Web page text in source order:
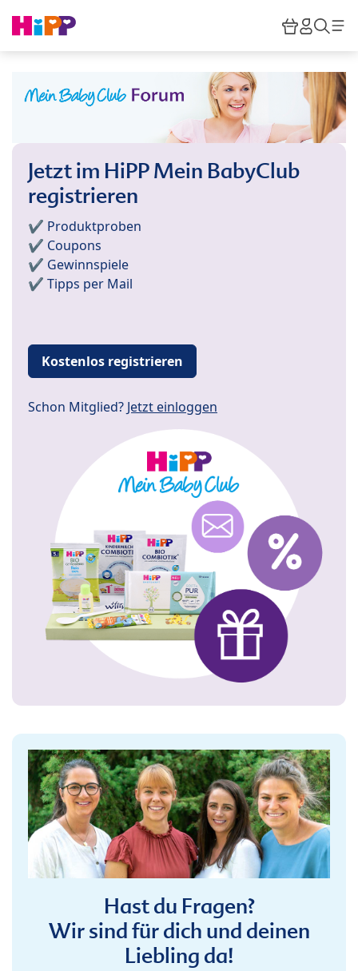
HiPP
Jetzt im HiPP Mein BabyClub
registrieren
✔️ Produktproben
✔️ Coupons
✔️ Gewinnspiele
✔️ Tipps per Mail
Kostenlos registrieren
Schon Mitglied? Jetzt einloggen
Hast du Fragen?
Wir sind für dich und deinen
Liebling da!